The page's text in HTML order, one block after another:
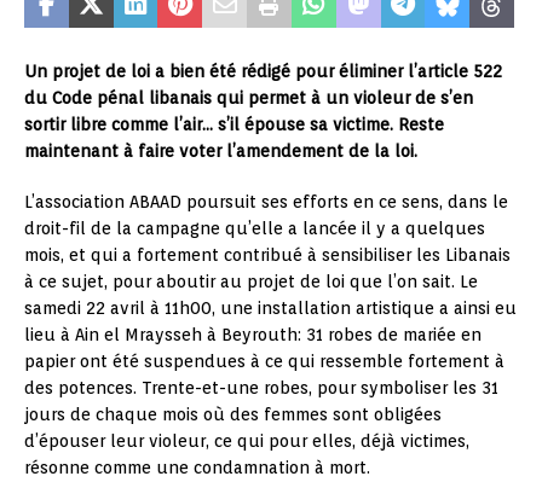
Un projet de loi a bien été rédigé pour éliminer l’article 522
du Code pénal libanais qui permet à un violeur de s’en
sortir libre comme l’air… s’il épouse sa victime. Reste
maintenant à faire voter l’amendement de la loi.
L’association ABAAD poursuit ses efforts en ce sens, dans le
droit-fil de la campagne qu’elle a lancée il y a quelques
mois, et qui a fortement contribué à sensibiliser les Libanais
à ce sujet, pour aboutir au projet de loi que l’on sait. Le
samedi 22 avril à 11h00, une installation artistique a ainsi eu
lieu à Ain el Mraysseh à Beyrouth: 31 robes de mariée en
papier ont été suspendues à ce qui ressemble fortement à
des potences. Trente-et-une robes, pour symboliser les 31
jours de chaque mois où des femmes sont obligées
d’épouser leur violeur, ce qui pour elles, déjà victimes,
résonne comme une condamnation à mort.